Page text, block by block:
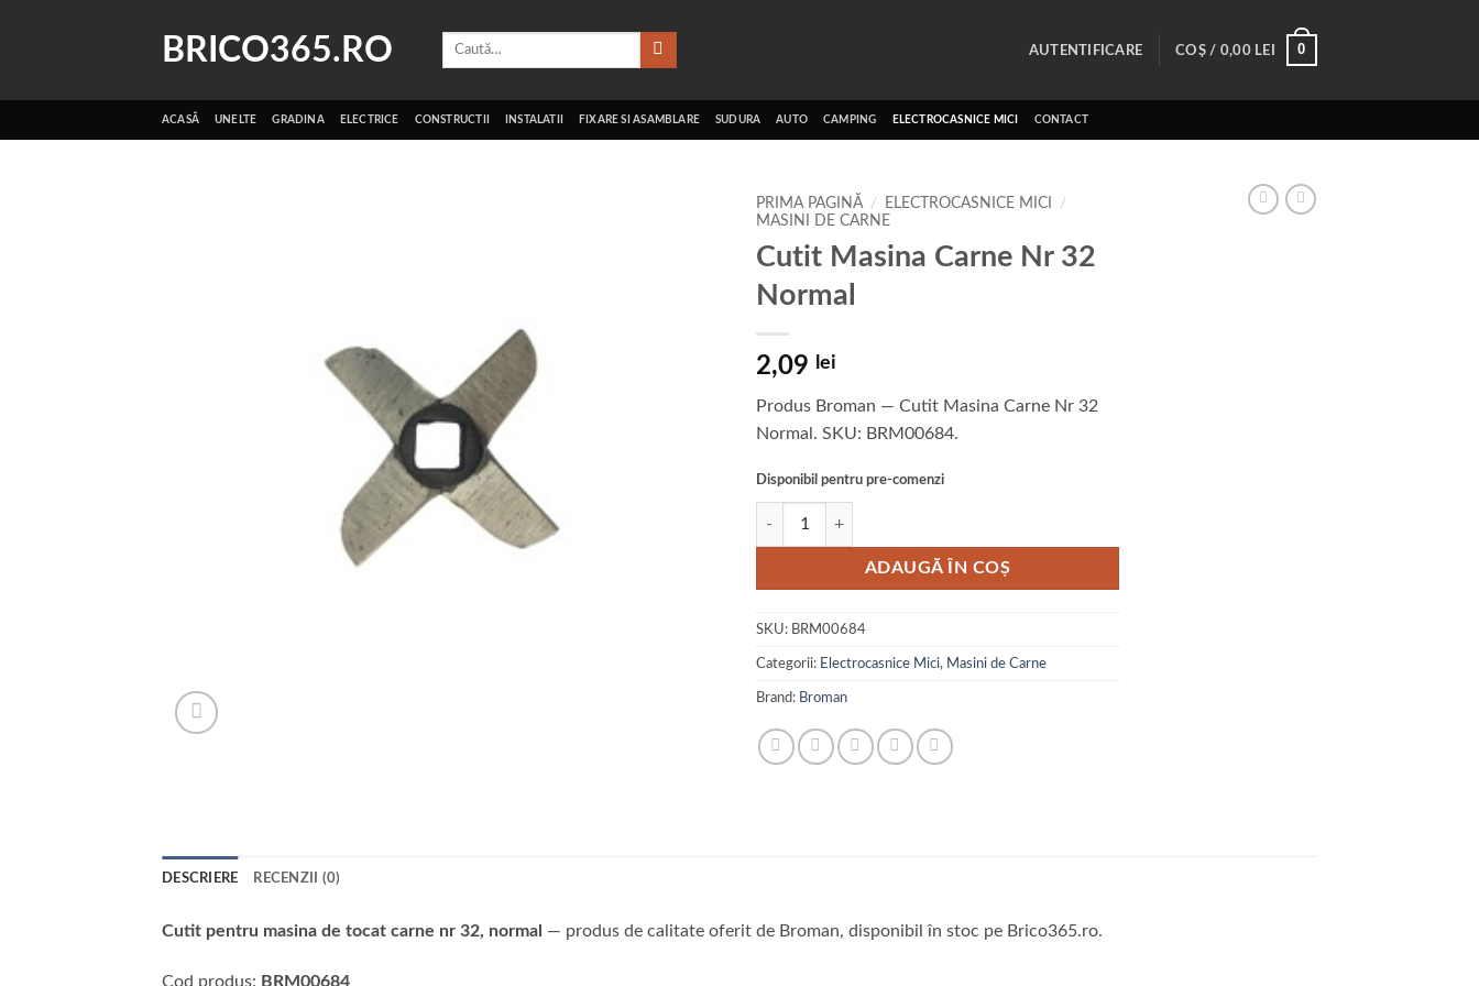
BRICO365.RO
Caută
AUTENTIFICARE COȘ / 0,00 LEI 0
ACASĂ UNELTE GRADINA ELECTRICE CONSTRUCTII INSTALATII FIXARE SI ASAMBLARE SUDURA AUTO CAMPING ELECTROCASNICE MICI CONTACT
PRIMA PAGINĂ / ELECTROCASNICE MICI
/
MASINI DE CARNE
Cutit Masina Carne Nr 32
Normal
2,09 lei
Produs Broman — Cutit Masina Carne Nr 32
Normal. SKU: BRM00684.
Disponibil pentru pre-comenzi
Cantitate Cutit Masina Carne Nr 32 Normal
ADAUGĂ ÎN COȘ
SKU: BRM00684
Categorii: Electrocasnice Mici, Masini de Carne
Brand: Broman
DESCRIERE RECENZII (0)
Cutit pentru masina de tocat carne nr 32, normal — produs de calitate oferit de Broman, disponibil în stoc pe Brico365.ro.
Cod produs: BRM00684